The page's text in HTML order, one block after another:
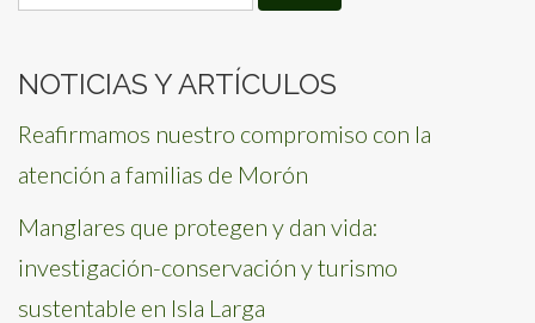
for:
NOTICIAS Y ARTÍCULOS
Reafirmamos nuestro compromiso con la
atención a familias de Morón
Manglares que protegen y dan vida:
investigación-conservación y turismo
sustentable en Isla Larga